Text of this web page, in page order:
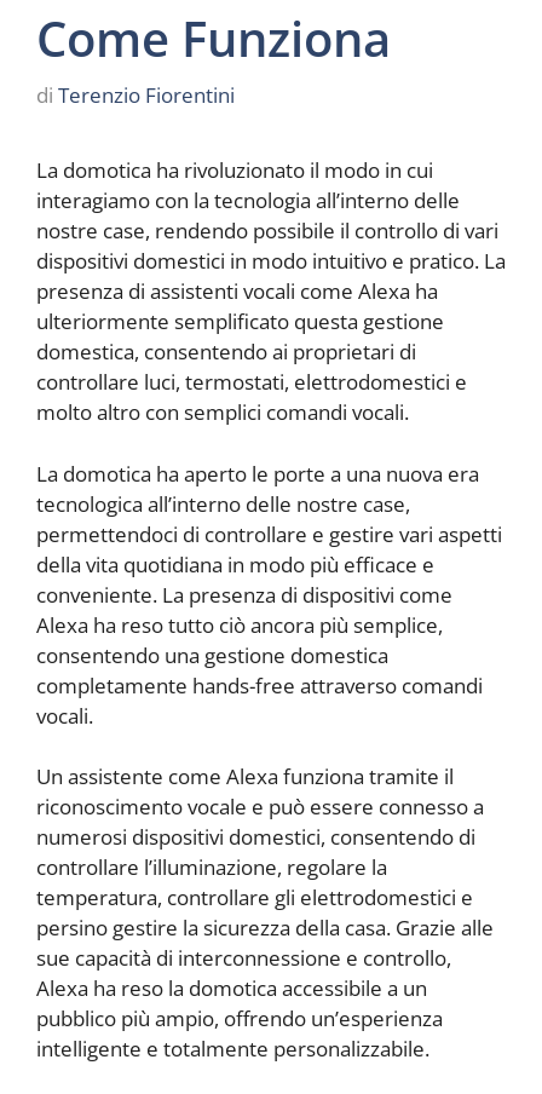
Come Funziona
di Terenzio Fiorentini
La domotica ha rivoluzionato il modo in cui
interagiamo con la tecnologia all’interno delle
nostre case, rendendo possibile il controllo di vari
dispositivi domestici in modo intuitivo e pratico. La
presenza di assistenti vocali come Alexa ha
ulteriormente semplificato questa gestione
domestica, consentendo ai proprietari di
controllare luci, termostati, elettrodomestici e
molto altro con semplici comandi vocali.
La domotica ha aperto le porte a una nuova era
tecnologica all’interno delle nostre case,
permettendoci di controllare e gestire vari aspetti
della vita quotidiana in modo più efficace e
conveniente. La presenza di dispositivi come
Alexa ha reso tutto ciò ancora più semplice,
consentendo una gestione domestica
completamente hands-free attraverso comandi
vocali.
Un assistente come Alexa funziona tramite il
riconoscimento vocale e può essere connesso a
numerosi dispositivi domestici, consentendo di
controllare l’illuminazione, regolare la
temperatura, controllare gli elettrodomestici e
persino gestire la sicurezza della casa. Grazie alle
sue capacità di interconnessione e controllo,
Alexa ha reso la domotica accessibile a un
pubblico più ampio, offrendo un’esperienza
intelligente e totalmente personalizzabile.